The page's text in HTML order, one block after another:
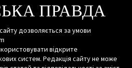
ПРАВДА
дозволяється за умови
відкрите
систем. Редакція сайту не може